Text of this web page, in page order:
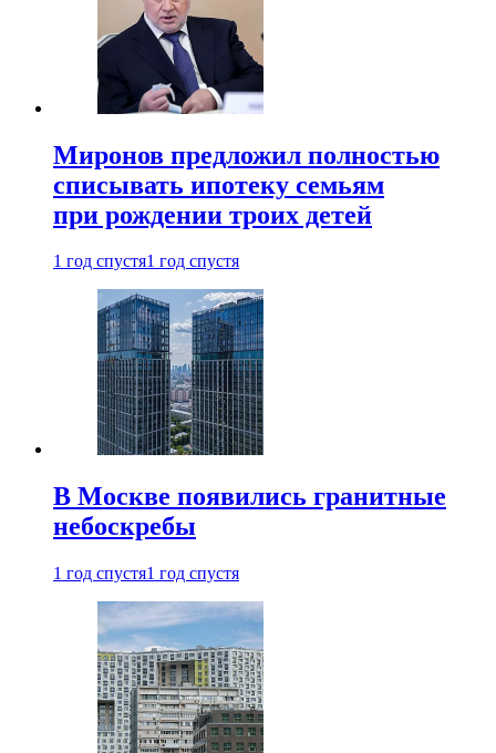
Миронов предложил полностью
списывать ипотеку семьям
при рождении троих детей
1 год спустя1 год спустя
В Москве появились гранитные
небоскребы
1 год спустя1 год спустя